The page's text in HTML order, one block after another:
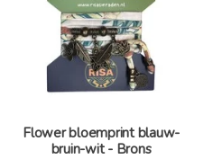
Flower bloemprint blauw-
bruin-wit - Brons